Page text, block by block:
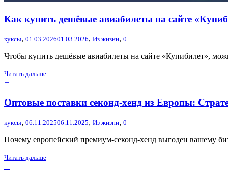
Как купить дешёвые авиабилеты на сайте
куксы, 01.03.202601.03.2026, Из жизни, 0
Чтобы купить дешёвые авиабилеты на сайте «Купибилет»,
Читать дальше
+
Оптовые поставки секонд-хенд из Европы:
куксы, 06.11.202506.11.2025, Из жизни, 0
Почему европейский премиум-секонд-хенд выгоден вашему
Читать дальше
+